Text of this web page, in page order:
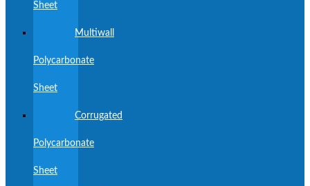
Sheet
Multiwall
Polycarbonate
Sheet
Corrugated
Polycarbonate
Sheet